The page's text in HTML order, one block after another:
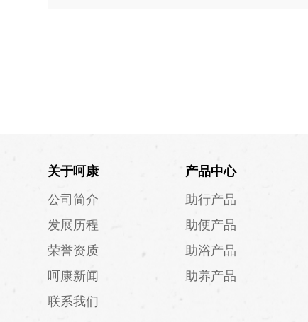
关于呵康
公司简介
发展历程
荣誉资质
呵康新闻
联系我们
产品中心
助行产品
助便产品
助浴产品
助养产品